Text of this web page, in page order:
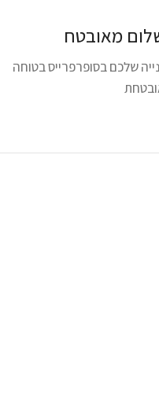
מאובטח
שלכם בסופרפרייס בטוחה